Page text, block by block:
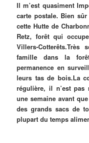
Il m’est quasiment
carte postale. Bien
cette Hutte de
Retz, forêt qui
Villers-
famille dans la
permanence en
leurs tas de bois.La
régulière, il n’est pas
une semaine avant
des grands sacs de
plupart du temps